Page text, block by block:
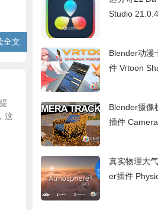
全文
这
Studio
Blender动漫
件 Vrtoon
Blender摄像
插件
真实物理大
er插件